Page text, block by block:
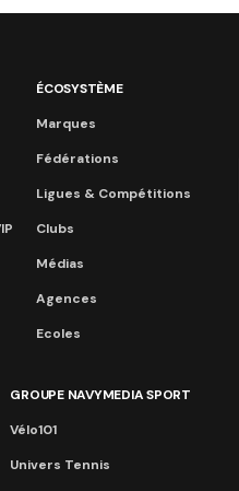
ÉCOSYSTÈME
Marques
Fédérations
Ligues & Compétitions
Clubs
Médias
Agences
Ecoles
GROUPE NAVYMEDIA SPORT
Vélo101
Univers Tennis